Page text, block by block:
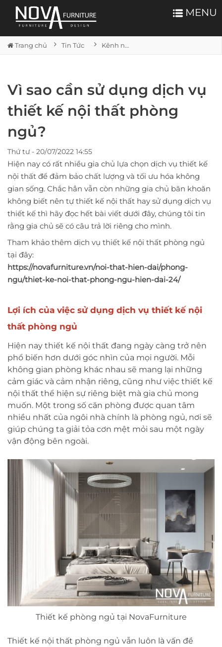
MENU
Trang chủ Tin Tức Kênh nội thất
Vì sao cần sử dụng dịch vụ
thiết kế nội thất phòng
ngủ?
Thứ tư - 20/07/2022 14:55
Hiện nay có rất nhiều gia chủ lựa chọn dịch vụ thiết kế
nội thất để đảm bảo chất lượng và tối ưu hóa không
gian sống. Chắc hẳn vẫn còn những gia chủ băn khoăn
không biết nên tự thiết kế nội thất hay sử dụng dịch vụ
thiết kế thì hãy đọc hết bài viết dưới đây, chúng tôi tin
rằng gia chủ sẽ có câu trả lời riêng cho mình.
Tham khảo thêm dịch vụ thiết kế nội thất phòng ngủ
tại đây:
https://novafurniture.vn/noi-that-hien-dai/phong-
ngu/thiet-ke-noi-that-phong-ngu-hien-dai-24/
Lợi ích của việc sử dụng dịch vụ thiết kế nội
thất phòng ngủ
Hiện nay thiết kế nội thất đang ngày càng trở nên
phổ biến hơn dưới góc nhìn của mọi người. Mỗi
không gian phòng khác nhau sẽ mang lại những
cảm giác và cảm nhận riêng, cũng như việc thiết kế
nội thất thể hiện sự riêng biệt mà gia chủ mong
muốn. Một trong số căn phòng được quan tâm
nhiều nhất của ngôi nhà chính là phòng ngủ, nơi sẽ
giúp chúng ta giải tỏa cơn mệt mỏi sau một ngày
vận động bên ngoài.
Thiết kế phòng ngủ tại NovaFurniture
Thiết kế nội thất phòng ngủ vẫn luôn là vấn đề